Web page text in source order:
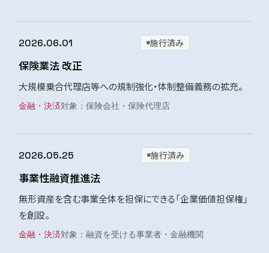
2026.06.01 施行済み
保険業法 改正
大規模乗合代理店等への規制強化・体制整備義務の拡充。
金融・決済 保険会社・保険代理店
2026.05.25 施行済み
事業性融資推進法
無形資産を含む事業全体を担保にできる「企業価値担保権」
を創設。
金融・決済 融資を受ける事業者・金融機関